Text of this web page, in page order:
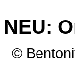
NEU:
©